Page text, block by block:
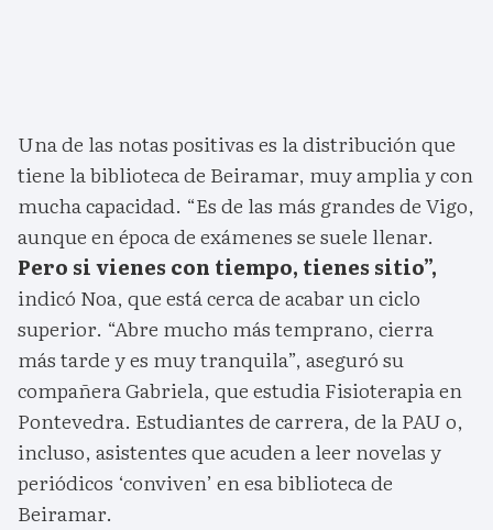
Una de las notas positivas es la distribución que
tiene la biblioteca de Beiramar, muy amplia y con
mucha capacidad. “Es de las más grandes de Vigo,
aunque en época de exámenes se suele llenar.
Pero si vienes con tiempo, tienes sitio”,
indicó Noa, que está cerca de acabar un ciclo
superior. “Abre mucho más temprano, cierra
más tarde y es muy tranquila”, aseguró su
compañera Gabriela, que estudia Fisioterapia en
Pontevedra. Estudiantes de carrera, de la PAU o,
incluso, asistentes que acuden a leer novelas y
periódicos ‘conviven’ en esa biblioteca de
Beiramar.